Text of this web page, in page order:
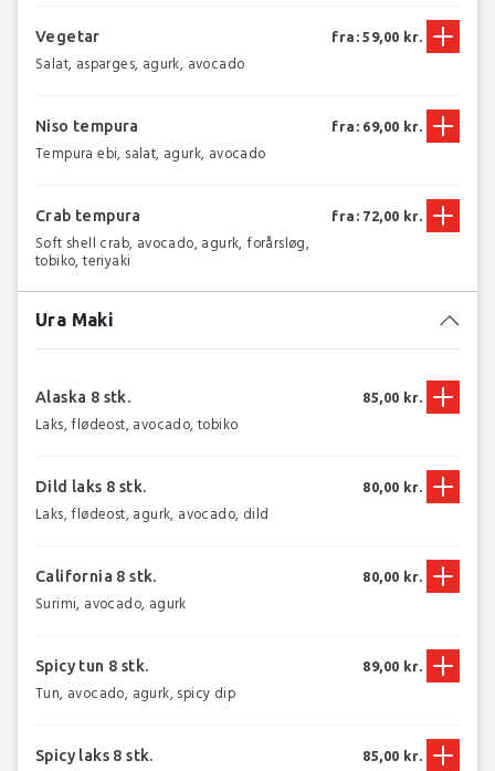
Vegetar
Salat, asparges, agurk, avocado
fra: 59,00 kr.
Niso tempura
Tempura ebi, salat, agurk, avocado
fra: 69,00 kr.
Crab tempura
Soft shell crab, avocado, agurk, forårsløg,
tobiko, teriyaki
fra: 72,00 kr.
Ura Maki
Alaska 8 stk.
Laks, flødeost, avocado, tobiko
85,00 kr.
Dild laks 8 stk.
Laks, flødeost, agurk, avocado, dild
80,00 kr.
California 8 stk.
Surimi, avocado, agurk
80,00 kr.
Spicy tun 8 stk.
Tun, avocado, agurk, spicy dip
89,00 kr.
Spicy laks 8 stk. 85,00 kr.